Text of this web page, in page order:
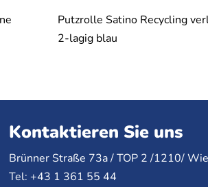
Putzrolle Satino Recycling
2-lagig blau
Kontaktieren Sie uns
Brünner Straße 73a /TOP2 /1210/
Tel: +43 1 361 55 44